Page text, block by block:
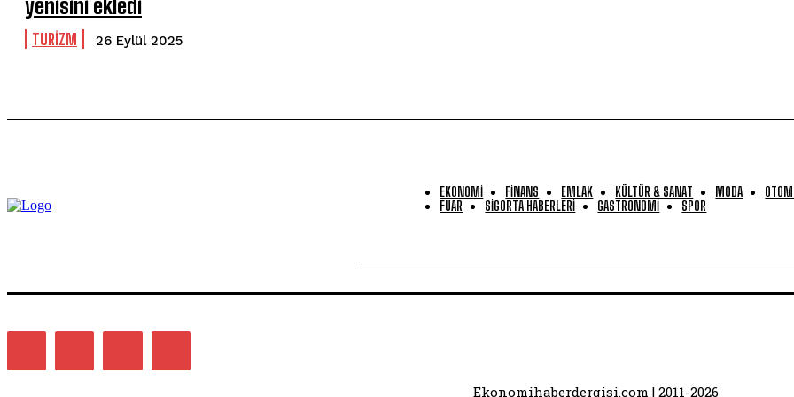
yenisini ekledi
TURİZM 26 Eylül 2025
EKONOMİ FİNANS EMLAK KÜLTÜR & SANAT MODA
FUAR
SİGORTA HABERLERİ GASTRONOMİ SPOR
Ekonomihaberdergisi.com | 2011-2026